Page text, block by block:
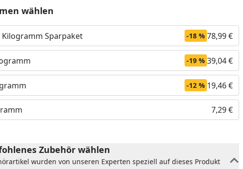
wählen
(4)
Kilogramm Sparpaket -18 % 78,99 €
-19 % 39,04 €
-12 % 19,46 €
7,29 €
Zubehör wählen
wurden von unseren Experten speziell auf dieses Produkt